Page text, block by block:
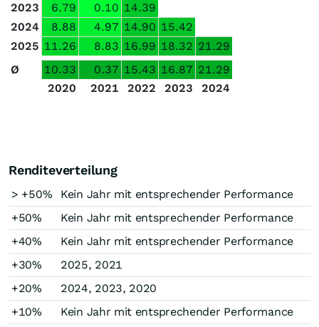
2023
6.79 0.10 14.39
2024
8.88 4.97 14.90 15.42
2025 11.26 8.83 16.99 18.32 21.29
Ø
10.33 0.37 15.43 16.87 21.29
2020
2021 2022 2023 2024
Renditeverteilung
> +50%
Kein Jahr mit entsprechender Performance
+50%
Kein Jahr mit entsprechender Performance
+40%
Kein Jahr mit entsprechender Performance
+30%
2025, 2021
+20%
2024, 2023, 2020
+10%
Kein Jahr mit entsprechender Performance